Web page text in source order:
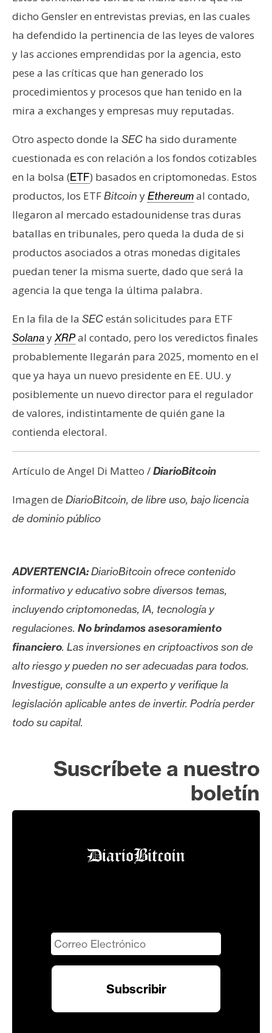
dicho Gensler en entrevistas previas, en las cuales
ha defendido la pertinencia de las leyes de valores
y las acciones emprendidas por la agencia, esto
pese a las críticas que han generado los
procedimientos y procesos que han tenido en la
mira a exchanges y empresas muy reputadas.
Otro aspecto donde la SEC ha sido duramente
cuestionada es con relación a los fondos cotizables
en la bolsa (ETF) basados en criptomonedas. Estos
productos, los ETFBitcoin yEthereumal contado,
llegaron al mercado estadounidense tras duras
batallas en tribunales, pero queda la duda de si
productos asociados a otras monedas digitales
puedan tener la misma suerte, dado que será la
agencia la que tenga la última palabra.
En la fila de la SECestán solicitudes para ETF
SolanayXRPal contado, pero los veredictos finales
probablemente llegarán para 2025, momento en el
que ya haya un nuevo presidente en EE. UU. y
posiblemente un nuevo director para el regulador
de valores, indistintamente de quién gane la
contienda electoral.
Artículo de Angel Di Matteo /DiarioBitcoin
Imagen de DiarioBitcoin, de libre uso, bajo licencia
de dominio público
ADVERTENCIA:DiarioBitcoin ofrece contenido
informativo y educativo sobre diversos temas,
incluyendo criptomonedas, IA, tecnología y
regulaciones. No brindamos asesoramiento
financiero. Las inversiones en criptoactivos son de
alto riesgo y pueden no ser adecuadas para todos.
Investigue, consulte a un experto y verifique la
legislación aplicable antes de invertir. Podría perder
todo su capital.
Suscríbete a nuestro
boletín